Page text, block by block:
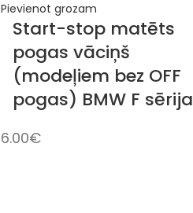
Pievienot grozam
Start-stop matēts
pogas vāciņš
(modeļiem bez OFF
pogas) BMW F sērija
6.00€